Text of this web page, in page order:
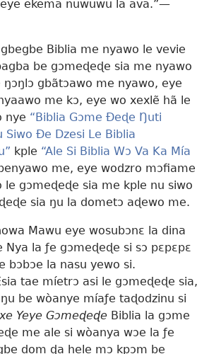
ekema nuwuwu la ava.”—
Biblia me nyawo le vevie
be gɔmeɖeɖe sia me nyawo
ŋɔŋlɔ gbãtɔawo me nyawo, eye
me kɔ, eye wo xexlẽ hã le
nye “Biblia Gɔme Ðeɖe Ŋuti
Siwo Ðe Dzesi Le Biblia
kple “Ale Si Biblia Wɔ Va Ka Mía
me, eye wodzro mɔfiame
le gɔmeɖeɖe sia me kple nu siwo
sia ŋu la dometɔ aɖewo me.
Mawu eye wosubɔnɛ la dina
Nya la ƒe gɔmeɖeɖe si sɔ pɛpɛpɛ
bɔbɔe la nasu yewo si.
tae míetrɔ asi le gɔmeɖeɖe sia,
be wòanye míaƒe taɖodzinu si
Yeye Gɔmeɖeɖe Biblia la gɔme
me ale si wòanya wɔe la ƒe
dom ɖa hele mɔ kpɔm be